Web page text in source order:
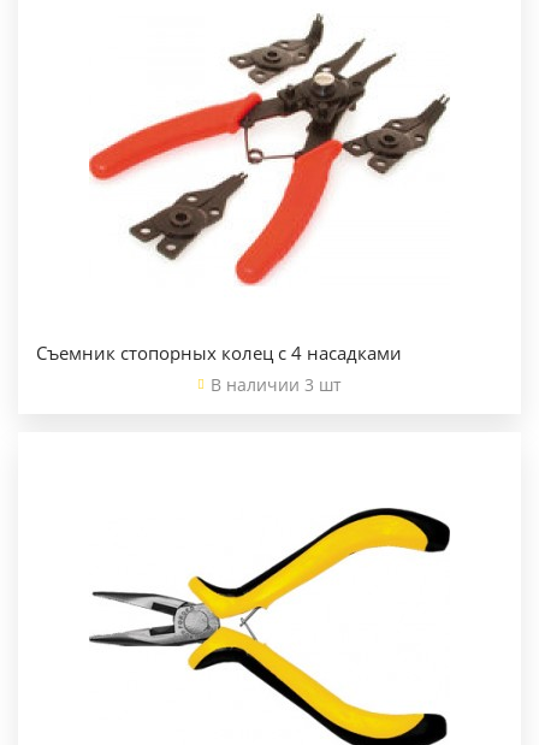
Съемник стопорных колец с 4 насадками
В наличии 3 шт